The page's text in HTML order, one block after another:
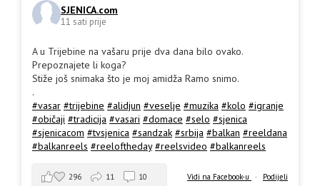
SJENICA.com
11 sati prije
A u Trijebine na vašaru prije dva dana bilo ovako.
Prepoznajete li koga?
Stiže još snimaka što je moj amidža Ramo snimo.
.
#vasar #trijebine #alidjun #veselje #muzika #kolo #igranje
#običaji #tradicija #vasari #domace #selo #sjenica
#sjenicacom #tvsjenica #sandzak #srbija #balkan #reeldana
#balkanreels #reeloftheday #reelsvideo #balkanreels
Vidi na Facebook-u · Podijeli
296 11 10